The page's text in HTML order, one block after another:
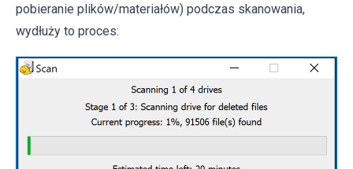
pobieranie plików/materiałów) podczas skanowania,
wydłuży to proces: